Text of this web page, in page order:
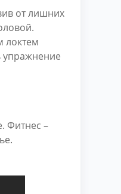
от лишних
локтем
упражнение
Фитнес –